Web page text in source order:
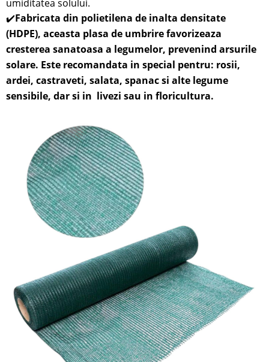
umiditatea solului.
✔️Fabricata din polietilena de inalta densitate
(HDPE), aceasta plasa de umbrire favorizeaza
cresterea sanatoasa a legumelor, prevenind arsurile
solare. Este recomandata in special pentru: rosii,
ardei, castraveti, salata, spanac si alte legume
sensibile,dar si in livezi sau in floricultura.